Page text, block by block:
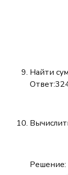
Найти
Решение: